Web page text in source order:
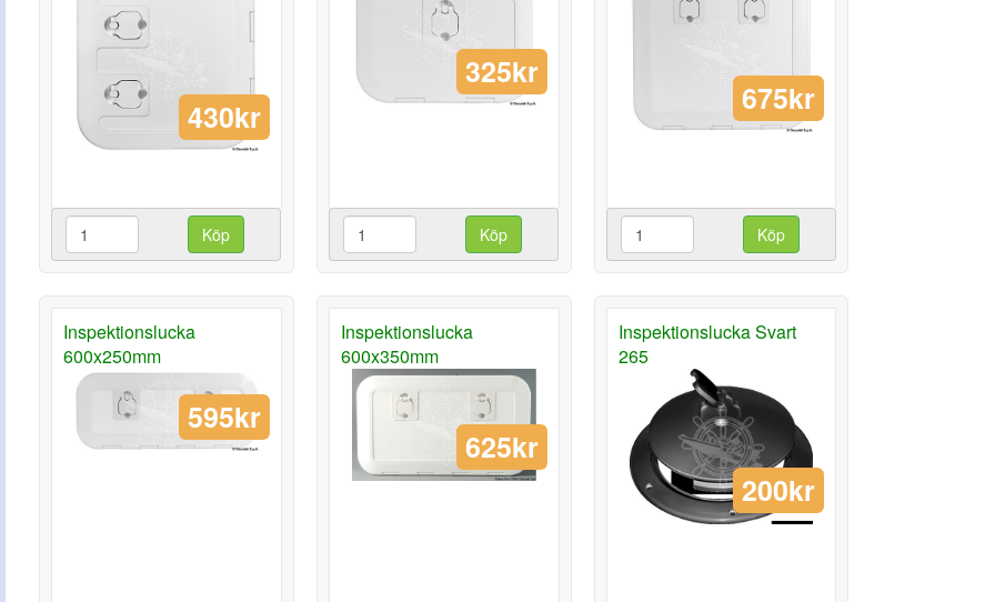
430kr
Köp
325kr
Köp
675kr
Köp
Inspektionslucka
600x250mm
595kr
Inspektionslucka
600x350mm
625kr
Inspektionslucka Svart
265
200kr